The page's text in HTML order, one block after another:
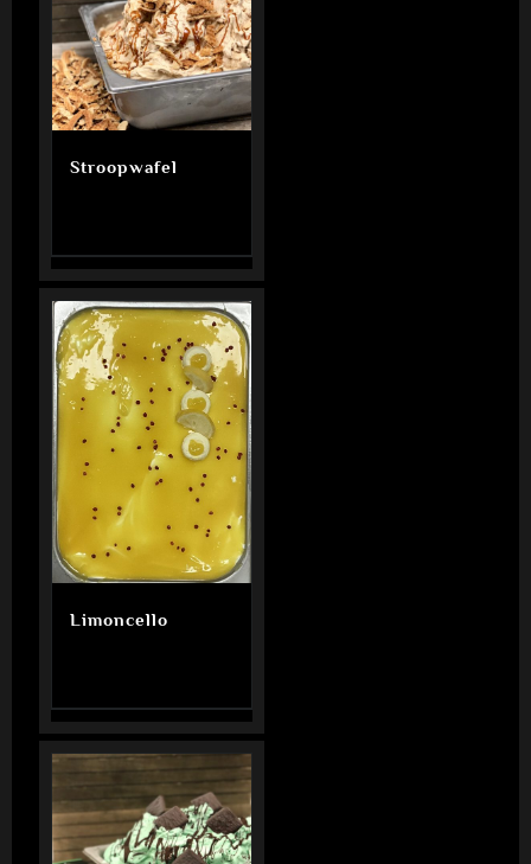
Stroopwafel
Limoncello